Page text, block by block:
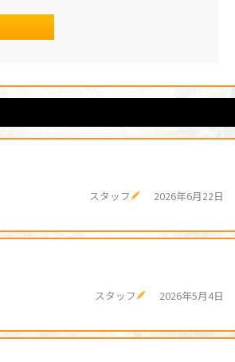
スタッフ 2026年6月22日
スタッフ 2026年5月4日